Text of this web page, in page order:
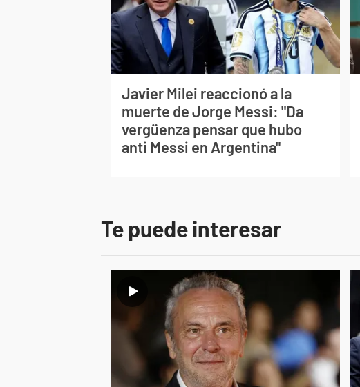
Javier Milei reaccionó a la
muerte de Jorge Messi: "Da
vergüenza pensar que hubo
anti Messi en Argentina"
Te puede interesar